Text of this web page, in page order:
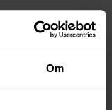
Om